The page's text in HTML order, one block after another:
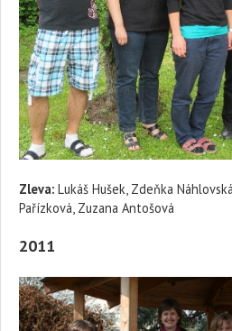
Zleva: Lukáš Hušek, Zdeňka
Pařízková, Zuzana Antošová
2011